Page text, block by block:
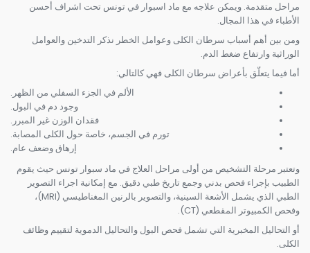
مراحل متقدمة. ويمكن علاجه مع ماد اسبوار في تونس تحت اشراف أحسن
الأطباء في هذا المجال.
ومن بين أهم أسباب سرطان الكلى وعوامل الخطر نذكر التدخين والعوامل
الوراثية وارتفاع ضغط الدم.
أما فيما يتعلّق بأعراض سرطان الكلى فهي كالتالي:
الألم في الجزء السفلي من الظهر.
وجود دم في البول.
فقدان الوزن غير المبرر.
تورم في الجسم، خاصة حول الكلى المصابة.
إرهاق وضعف عام.
وتعتبر مرحلة التشخيص من أولى مراحل العلاج في ماد سبوار تونس حيث يقوم
الطبيب بإجراء فحص بدني وجمع تاريخ طبي دقيق. مع إمكانية اجراء التصوير
الطبي الذي يشمل الأشعة السينية، والتصوير بالرنين المغناطيسي (MRI)،
وفحص الكمبيوتر المقطعي (CT).
أو التحاليل المخبرية التي تشمل فحص البول والتحاليل الدموية لتقييم وظائف
الكلى.